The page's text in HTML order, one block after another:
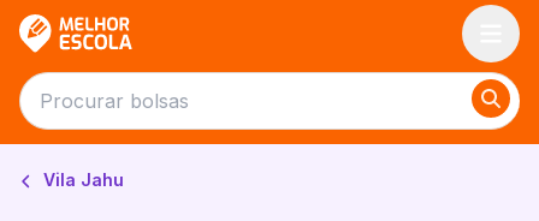
Vila Jahu